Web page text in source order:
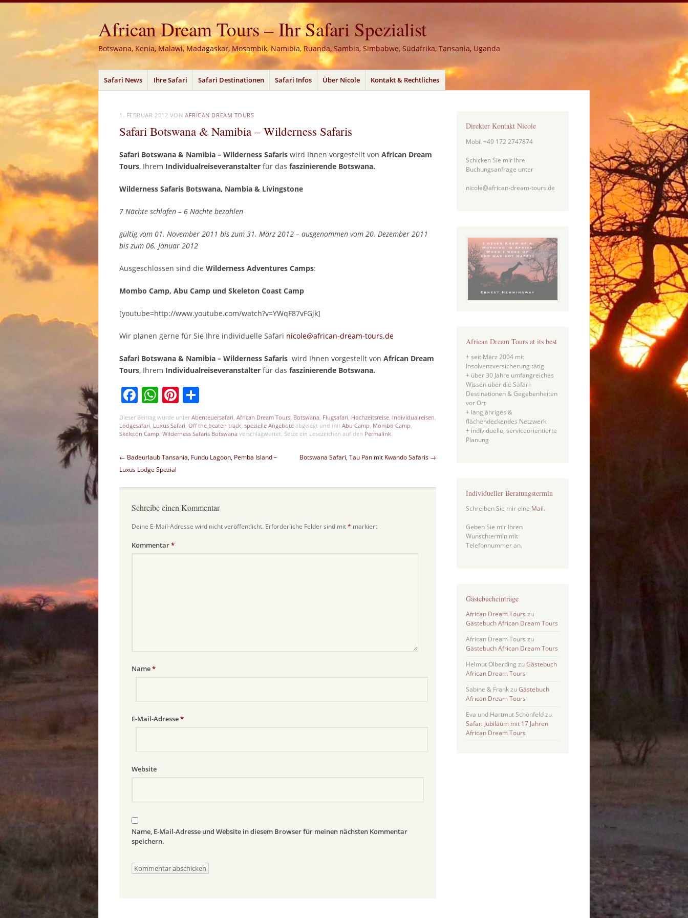
African Dream Tours – Ihr Safari Spezialist
Botswana, Kenia, Malawi, Madagaskar, Mosambik, Namibia, Ruanda, Sambia, Simbabwe, Südafrika, Tansania, Uganda
Menü
Zum
Inhalt
springen
Safari News Ihre Safari Safari Destinationen Safari Infos Über Nicole Kontakt & Rechtliches
1. FEBRUAR 2012 VONAFRICAN DREAM TOURS
Safari Botswana & Namibia – Wilderness Safaris
Safari Botswana & Namibia – Wilderness Safaris wird Ihnen vorgestellt von African Dream
Tours, Ihrem Individualreiseveranstalter für das faszinierende Botswana.
Wilderness Safaris Botswana, Nambia & Livingstone
7 Nächte schlafen – 6 Nächte bezahlen
gültig vom 01. November 2011 bis zum 31. März 2012 – ausgenommen vom 20. Dezember 2011
bis zum 06. Januar 2012
Ausgeschlossen sind die Wilderness Adventures Camps:
Mombo Camp, Abu Camp und Skeleton Coast Camp
[youtube=http://www.youtube.com/watch?v=YWqF87vFGjk]
Wir planen gerne für Sie Ihre individuelle Safari nicole@african-dream-tours.de
Safari Botswana & Namibia – Wilderness Safaris wird Ihnen vorgestellt von African Dream
Tours, Ihrem Individualreiseveranstalter für das faszinierende Botswana.
Facebook
WhatsApp
Pinterest
Dieser Beitrag wurde unter Abenteuersafari, African Dream Tours, Botswana, Flugsafari, Hochzeitsreise, Individualreisen,
Lodgesafari, Luxus Safari, Off the beaten track, spezielle Angebote abgelegt und mit Abu Camp, Mombo Camp,
Skeleton Camp, Wilderness Safaris Botswana verschlagwortet. Setze ein Lesezeichen auf den Permalink.
Beitragsnavigation
← Badeurlaub Tansania, Fundu Lagoon, Pemba Island –
Luxus Lodge Spezial
Botswana Safari, Tau Pan mit Kwando Safaris →
Schreibe einen Kommentar
Deine E-Mail-Adresse wird nicht veröffentlicht. Erforderliche Felder sind mit* markiert
Kommentar*
Name*
E-Mail-Adresse*
Website
Name, E-Mail-Adresse und Website in diesem Browser für meinen nächsten Kommentar
speichern.
Direkter Kontakt Nicole
Mobil +49 172 2747874
Schicken Sie mir Ihre
Buchungsanfrage unter
nicole@african-dream-tours.de
African Dream Tours at its best
+ seit März 2004 mit
Insolvenzversicherung tätig
+ über 30 Jahre umfangreiches
Wissen über die Safari
Destinationen & Gegebenheiten
vor Ort
+ langjähriges &
flächendeckendes Netzwerk
+ individuelle, serviceorientierte
Planung
Individueller Beratungstermin
Schreiben Sie mir eine Mail.
Geben Sie mir Ihren
Wunschtermin mit
Telefonnummer an.
Gästebucheinträge
African Dream Tours zu
Gästebuch African Dream Tours
African Dream Tours zu
Gästebuch African Dream Tours
Helmut Olberding zuGästebuch
African Dream Tours
Sabine & FrankzuGästebuch
African Dream Tours
Eva und Hartmut Schönfeldzu
Safari Jubiläum mit 17 Jahren
African Dream Tours